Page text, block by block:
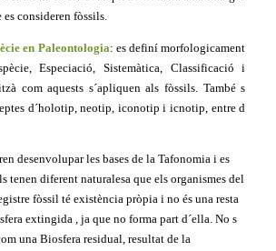
consideren fòssils.
en Paleontologia: es definí morfologicament
Especiació, Sistemàtica, Classificació i
com aquests s´apliquen als fòssils. També s
d´holotip, neotip, iconotip i icnotip, entre d
desenvolupar les bases de la Tafonomia i es
tenen diferent naturalesa que els organismes del
fòssil té existència pròpia i no és una resta
extingida , ja que no forma part d´ella. No s
una Biosfera residual, resultat de la